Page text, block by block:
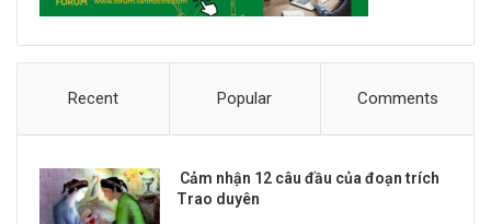
Recent Popular Comments
Cảm nhận 12 câu đầu của đoạn trích
Trao duyên